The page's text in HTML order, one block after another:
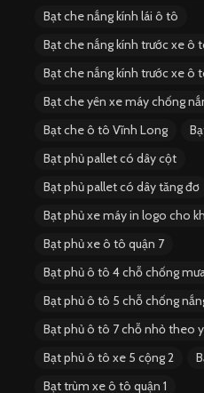
Bạt che nắng kính lái ô tô
Bạt che nắng kính trước xe ô
Bạt che nắng kính trước xe ô
Bạt che yên xe máy chống
Bạt che ô tô Vĩnh Long
Bạt phủ pallet có dây cột
Bạt phủ pallet có dây tăng đơ
Bạt phủ xe máy in logo cho
Bạt phủ xe ô tô quận 7
Bạt phủ ô tô 4 chỗ chống
Bạt phủ ô tô 5 chỗ chống
Bạt phủ ô tô 7 chỗ nhỏ theo
Bạt phủ ô tô xe 5 cộng 2
Bạt trùm xe ô tô quận 1